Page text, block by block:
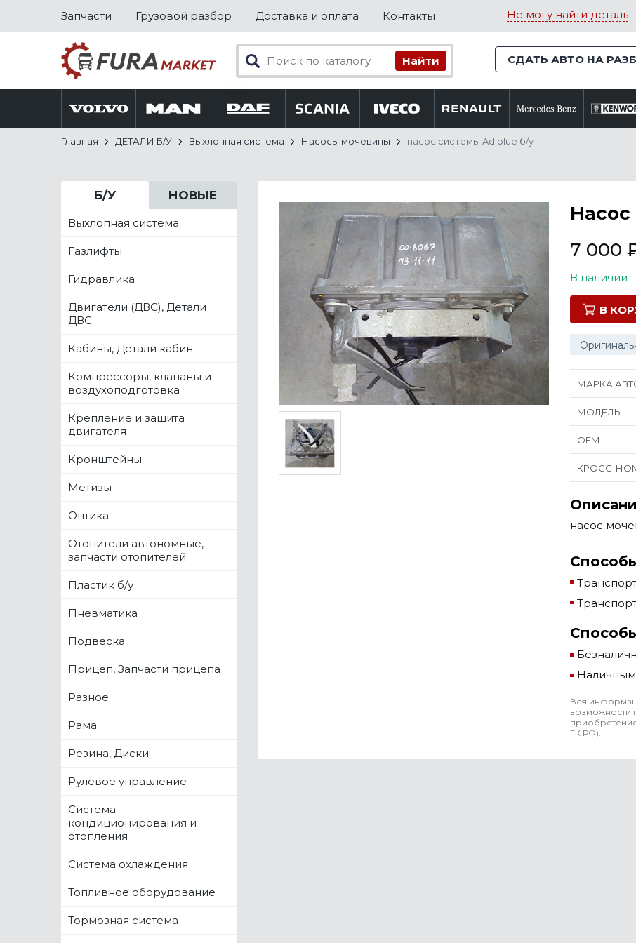
Запчасти Грузовой разбор Доставка и оплата Контакты Не могу найти деталь
СДАТЬ АВТО НА
Главная ДЕТАЛИ Б/У Выхлопная система Насосы мочевины насос системы Ad blue б/у
Б/У НОВЫЕ
Выхлопная система
Газлифты
Гидравлика
Двигатели (ДВС), Детали
ДВС.
Кабины, Детали кабин
Компрессоры, клапаны и
воздухоподготовка
Крепление и защита
двигателя
Кронштейны
Метизы
Оптика
Отопители автономные,
запчасти отопителей
Пластик б/у
Пневматика
Подвеска
Прицеп, Запчасти прицепа
Разное
Рама
Резина, Диски
Рулевое управление
Система
кондиционирования и
отопления
Система охлаждения
Топливное оборудование
Тормозная система
7 000
В наличии
В
МАРКА
МОДЕЛЬ
ОЕМ
КРОСС-
насос
Вся
возможности
ГК РФ).